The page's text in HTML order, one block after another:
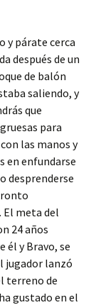
y párate cerca
después de un
de balón
saliendo, y
que
para
las manos y
en enfundarse
desprenderse
El meta del
24 años
él y Bravo, se
jugador lanzó
terreno de
gustado en el